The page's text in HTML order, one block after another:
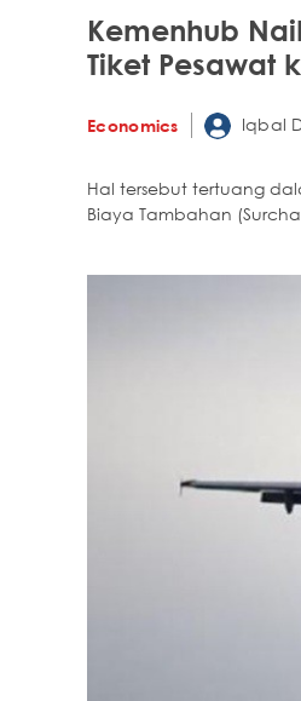
Kemenhub
Tiket Pesawat
Economics Iqbal
Hal tersebut tertuang
Biaya Tambahan